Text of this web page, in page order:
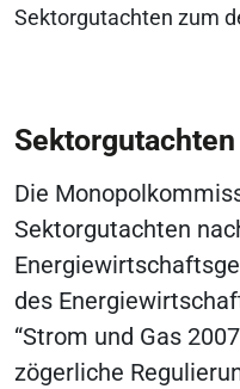
Sektorgutachten zum
Die
Sektorgutachten
des
“Strom und Gas
zögerliche